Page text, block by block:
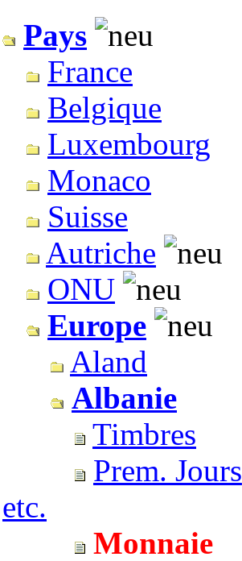
Pays
France
Belgique
Luxembourg
Monaco
Suisse
Autriche
ONU
Europe
Aland
Albanie
Timbres
Prem. Jours
etc.
Monnaie